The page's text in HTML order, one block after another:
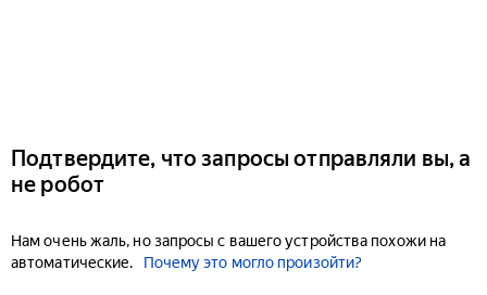
Подтвердите, что запросы отправляли вы, а
не робот
Нам очень жаль, но запросы с вашего устройства похожи на
автоматические.
Почему это могло произойти?